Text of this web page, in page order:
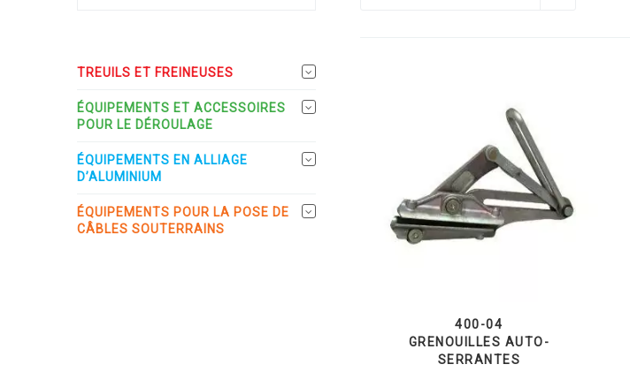
400-04
GRENOUILLES AUTO-
SERRANTES
TREUILS ET FREINEUSES
ÉQUIPEMENTS ET ACCESSOIRES
POUR LE DÉROULAGE
ÉQUIPEMENTS EN ALLIAGE
D’ALUMINIUM
ÉQUIPEMENTS POUR LA POSE DE
CÂBLES SOUTERRAINS